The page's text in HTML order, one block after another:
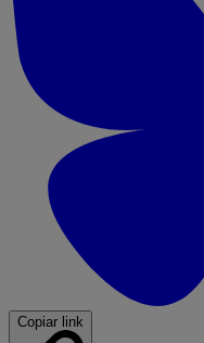
Copiar link